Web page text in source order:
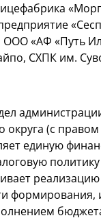
ООО «АФ «Путь
СХПК им.
округа (с
единую
формирования,